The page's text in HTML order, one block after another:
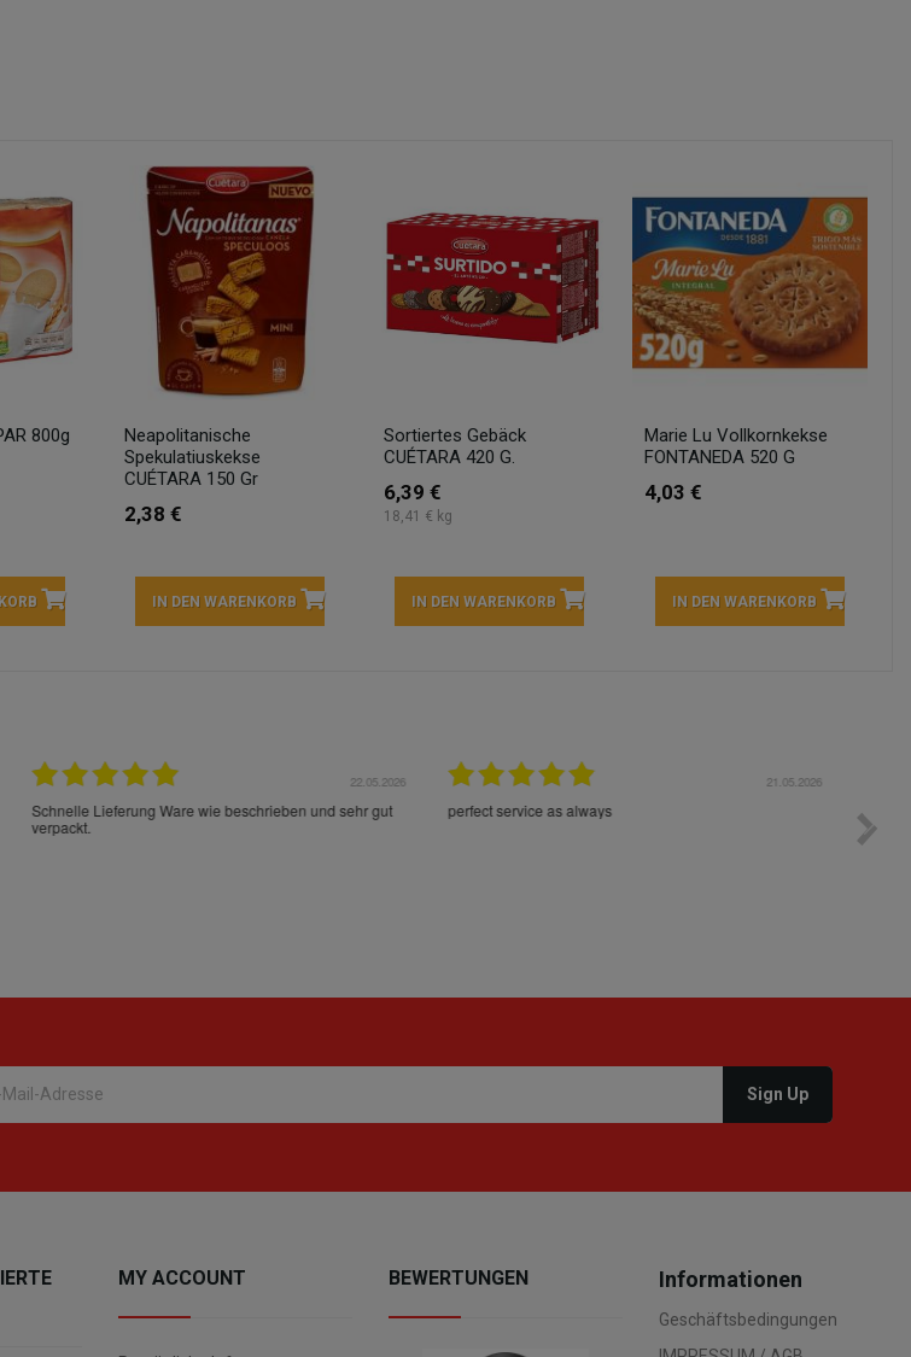
800g
Neapolitanische
Spekulatiuskekse
CUÉTARA 150 Gr
2,38 €
IN DEN WARENKORB
Sortiertes Gebäck
CUÉTARA 420 G.
6,39 €
18,41 € kg
IN DEN WARENKORB
Marie Lu Vollkornkekse
FONTANEDA 520 G
4,03 €
IN DEN WARENKORB
21.05.2026
perfect service as always
15.05.2026
Die Waren sind schnell und im Guten Zustand geliefert
MY ACCOUNT BEWERTUNGEN Informationen
Geschäftsbedingungen